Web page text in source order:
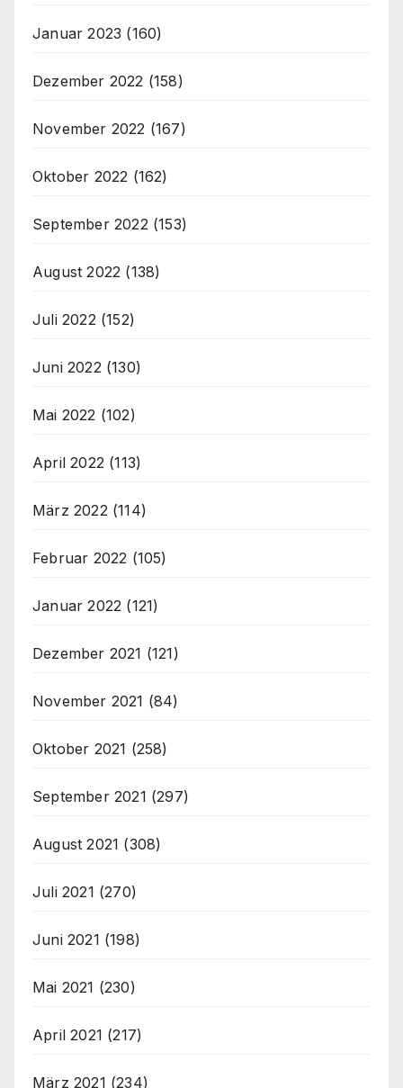
Januar 2023 (160)
Dezember 2022 (158)
November 2022 (167)
Oktober 2022 (162)
September 2022 (153)
August 2022 (138)
Juli 2022 (152)
Juni 2022 (130)
Mai 2022 (102)
April 2022 (113)
März 2022 (114)
Februar 2022 (105)
Januar 2022 (121)
Dezember 2021 (121)
November 2021 (84)
Oktober 2021 (258)
September 2021 (297)
August 2021 (308)
Juli 2021 (270)
Juni 2021 (198)
Mai 2021 (230)
April 2021 (217)
März 2021 (234)